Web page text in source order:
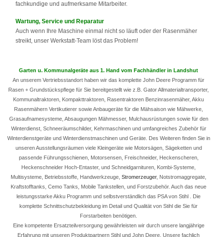
fachkundige und aufmerksame Mitarbeiter.
Wartung, Service und Reparatur
Auch wenn Ihre Maschine einmal nicht so läuft oder der Rasenmäher
streikt, unser Werkstatt-Team löst das Problem!
Garten u. Kommunalgeräte aus 1. Hand vom Fachhändler in Landshut
An unserem Vertriebsstandort haben wir das komplette John Deere Programm für
Rasen + Grundstückspflege für Sie bereitgestellt wie z.B. Gator Allmaterialtransporter,
Kommunaltraktoren, Kompakttraktoren, Rasentraktoren Benzinrasenmäher, Akku
Rasenmähern Vertikutierer sowie Anbaugeräte für die Mähsaison wie Mähwerke,
Grasaufnamesysteme, Absaugungen Mähmesser, Mulchausrüstungen sowie für den
Winterdienst, Schneeräumschilder, Kehrmaschinen und umfangreiches Zubehör für
Winterdienstgeräte und Winterdienstmaschinen und Geräte. Des Weiteren finden Sie in
unseren Ausstellungsräumen viele Kleingeräte wie Motorsägen, Sägeketten und
passende Führungsschienen, Motorsensen, Freischneider, Heckenscheren,
Heckenschneider Hoch-Entaster, und Schneidgarnituren, Kombi-Systeme,
Multisysteme, Betriebsstoffe, Handwerkzeuge, Stromerzeuger, Notstromaggregate,
Kraftstofftanks, Cemo Tanks, Mobile Tankstellen, und Forstzubehör. Auch das neue
leistungsstarke Akku Programm und selbstverständlich das PSA von Stihl . Die
komplette Schnittschutzbekleidung im Detail und Qualität von Stihl die Sie für
Forstarbeiten benötigen.
Eine kompetente Ersatzteilversorgung gewährleisten wir durch unsere langjährige
Erfahrung mit unseren Produktpartnern Stihl und John Deere. Unsere fachlich